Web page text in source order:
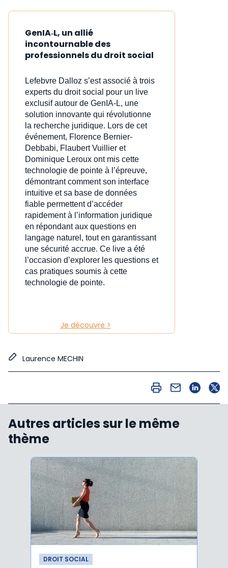
GenIA‑L, un allié
incontournable des
professionnels du droit social
Lefebvre Dalloz s’est associé à trois
experts du droit social pour un live
exclusif autour de GenIA‑L, une
solution innovante qui révolutionne
la recherche juridique. Lors de cet
événement, Florence Bernier-
Debbabi, Flaubert Vuillier et
Dominique Leroux ont mis cette
technologie de pointe à l’épreuve,
démontrant comment son interface
intuitive et sa base de données
fiable permettent d’accéder
rapidement à l’information juridique
en répondant aux questions en
langage naturel, tout en garantissant
une sécurité accrue. Ce live a été
l’occasion d’explorer les questions et
cas pratiques soumis à cette
technologie de pointe.
Je découvre >
Laurence MECHIN
Autres articles sur le même
thème
DROIT SOCIAL